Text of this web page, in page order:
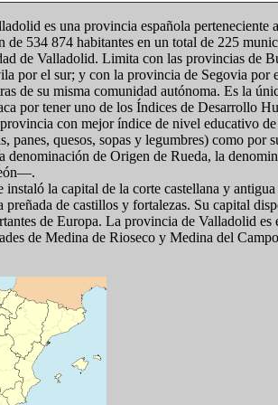
es una provincia española
de 534 874 habitantes en un total de 225
de Valladolid. Limita con las provincias de
por el sur; y con la provincia de Segovia
de su misma comunidad autónoma. Es la
por tener uno de los Índices de Desarrollo
con mejor índice de nivel educativo
panes, quesos, sopas y legumbres) como
denominación de Origen de Rueda, la
instaló la capital de la corte castellana y
preñada de castillos y fortalezas. Su capital
de Europa. La provincia de Valladolid es
de Medina de Rioseco y Medina del